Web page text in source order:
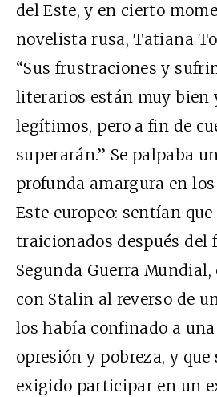
del Este, y en cierto
novelista rusa, Tatiana
“Sus frustraciones y
literarios están muy bien
legítimos, pero a fin de
superarán.” Se palpaba
profunda amargura en
Este europeo: sentían
traicionados después del
Segunda Guerra Mundial,
con Stalin al reverso de
los había confinado a
opresión y pobreza, y que
exigido participar en un